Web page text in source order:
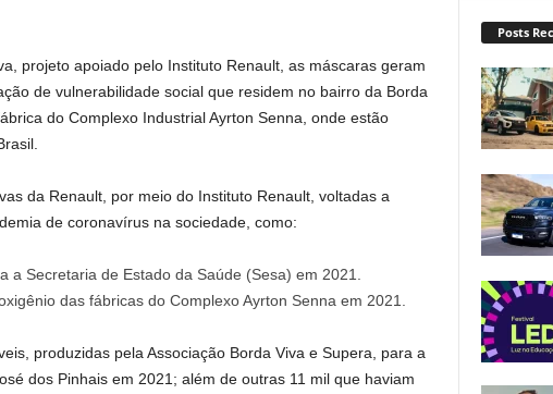
projeto apoiado pelo Instituto Renault, as máscaras geram
de vulnerabilidade social que residem no bairro da Borda
do Complexo Industrial Ayrton Senna, onde estão
da Renault, por meio do Instituto Renault, voltadas a
de coronavírus na sociedade, como:
a Secretaria de Estado da Saúde (Sesa) em 2021.
das fábricas do Complexo Ayrton Senna em 2021.
produzidas pela Associação Borda Viva e Supera, para a
dos Pinhais em 2021; além de outras 11 mil que haviam
Posts